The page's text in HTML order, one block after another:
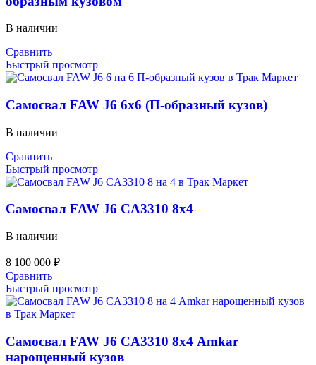
В наличии
Сравнить
Быстрый просмотр
Самосвал FAW J6 6х6 (П-образный кузов)
В наличии
Сравнить
Быстрый просмотр
Самосвал FAW J6 CA3310 8х4
В наличии
8 100 000 ₽
Сравнить
Быстрый просмотр
Самосвал FAW J6 CA3310 8х4 Amkar
нарощенный кузов